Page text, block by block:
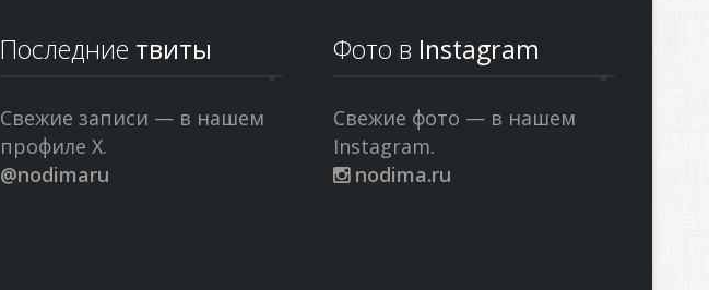
Последние твиты
Свежие записи — в нашем
профиле X.
@nodimaru
Фото в Instagram
Свежие фото — в нашем
Instagram.
nodima.ru